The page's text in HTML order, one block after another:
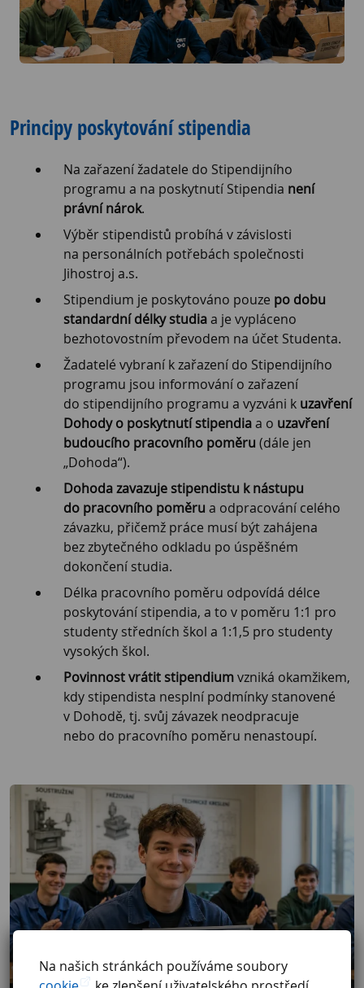
Na našich stránkách používáme soubory
Principy poskytování stipendia
Na zařazení žadatele do Stipendijního
programu a na poskytnutí Stipendia není
právní nárok.
Výběr stipendistů probíhá v závislosti
na personálních potřebách společnosti
Jihostroj a.s.
Stipendium je poskytováno pouze po dobu
standardní délky studiaa je vypláceno
bezhotovostním převodem na účet Studenta.
Žadatelé vybraní k zařazení do Stipendijního
programu jsou informování o zařazení
do stipendijního programu a vyzváni k uzavření
Dohody o poskytnutí stipendiaa o uzavření
budoucího pracovního poměru (dále jen
„Dohoda“).
Dohoda zavazuje stipendistu k nástupu
do pracovního poměru a odpracování celého
závazku, přičemž práce musí být zahájena
bez zbytečného odkladu po úspěšném
dokončení studia.
Délka pracovního poměru odpovídá délce
poskytování stipendia, a to v poměru 1:1 pro
studenty středních škol a 1:1,5 pro studenty
vysokých škol.
Povinnost vrátit stipendiumvzniká okamžikem,
kdy stipendista nesplní podmínky stanovené
v Dohodě, tj. svůj závazek neodpracuje
nebo do pracovního poměru nenastoupí.